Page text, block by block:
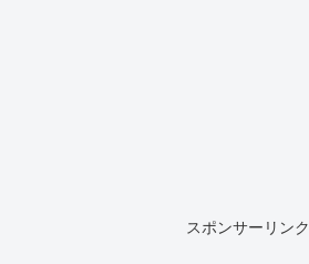
スポンサーリンク